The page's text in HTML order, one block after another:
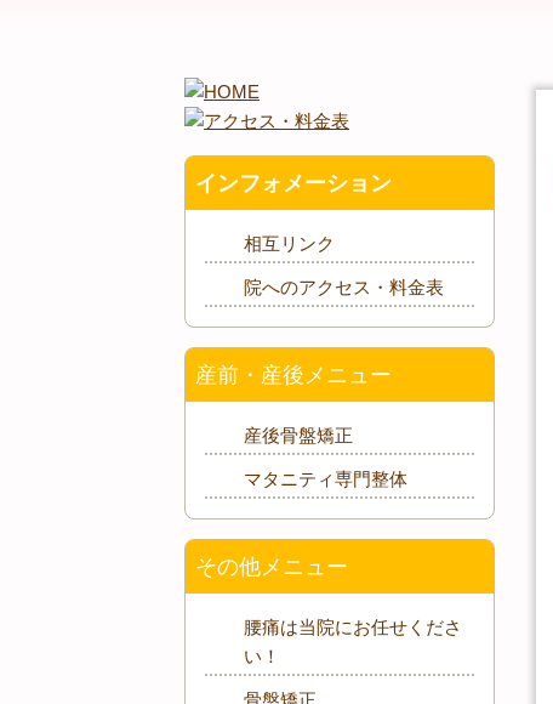
インフォメーション
相互リンク
院へのアクセス・料金表
産前・産後メニュー
産後骨盤矯正
マタニティ専門整体
その他メニュー
腰痛は当院にお任せくださ
い！